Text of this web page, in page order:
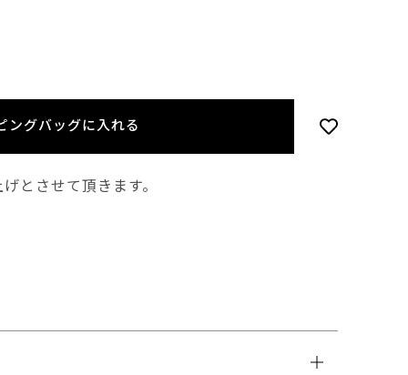
ングバッグに入れる
とさせて頂きます。